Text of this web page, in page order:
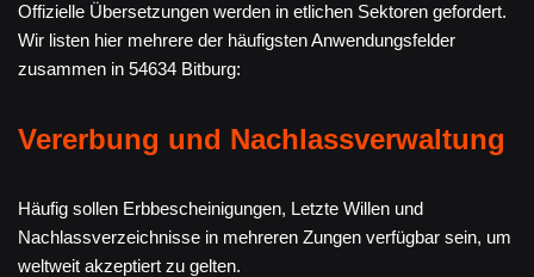
Offizielle Übersetzungen werden in etlichen Sektoren gefordert.
Wir listen hier mehrere der häufigsten Anwendungsfelder
zusammen in 54634 Bitburg:
Vererbung und Nachlassverwaltung
Häufig sollen Erbbescheinigungen, Letzte Willen und
Nachlassverzeichnisse in mehreren Zungen verfügbar sein, um
weltweit akzeptiert zu gelten.